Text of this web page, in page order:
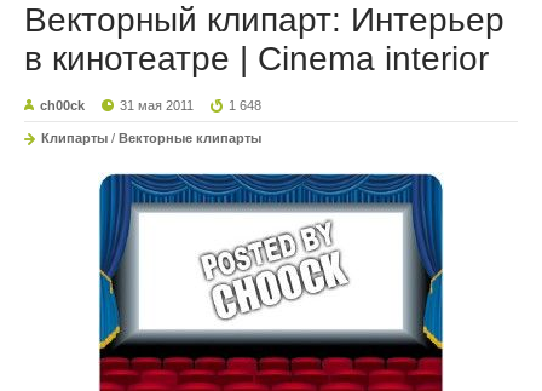
Векторный клипарт: Интерьер
в кинотеатре | Cinema interior
ch00ck 31 мая 2011 1 648
Клипарты / Векторные клипарты